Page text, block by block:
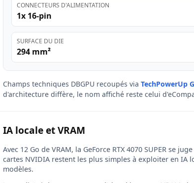
CONNECTEURS D'ALIMENTATION
1x 16-pin
SURFACE DU DIE
294 mm²
Champs techniques DBGPU recoupés via TechPowerUp
d'architecture diffère, le nom affiché reste celui
IA locale et VRAM
Avec 12 Go de VRAM, la GeForce RTX 4070 SUPER se
cartes NVIDIA restent les plus simples à exploiter en IA
modèles.